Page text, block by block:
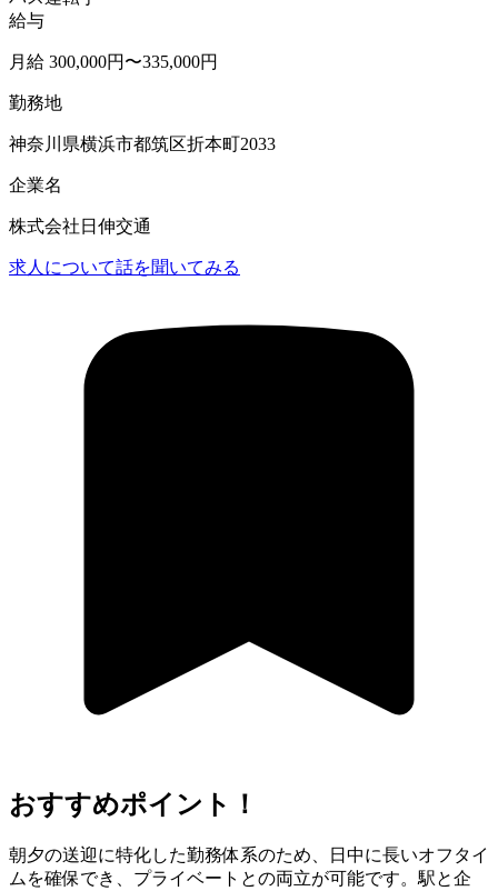
給与
月給 300,000円〜335,000円
勤務地
神奈川県横浜市都筑区折本町2033
企業名
株式会社日伸交通
求人について話を聞いてみる
おすすめポイント！
朝夕の送迎に特化した勤務体系のため、日中に長いオフタイ
ムを確保でき、プライベートとの両立が可能です。駅と企